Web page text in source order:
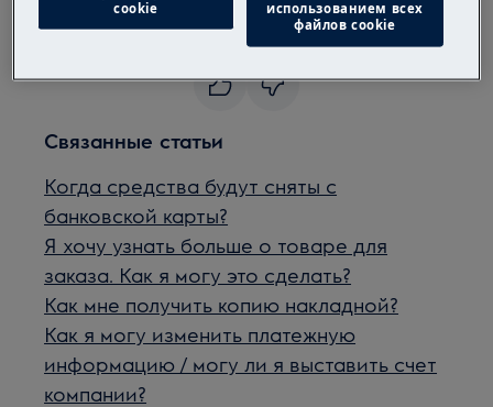
Была ли эта статья полезной?
Связанные статьи
Когда средства будут сняты с
банковской карты?
Я хочу узнать больше о товаре для
заказа. Как я могу это сделать?
Как мне получить копию накладной?
Как я могу изменить платежную
информацию / могу ли я выставить счет
компании?
cookie
использованием всех
файлов cookie